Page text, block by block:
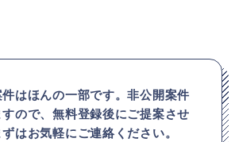
はほんの一部です。非公開案件
ので、無料登録後にご提案させ
はお気軽にご連絡ください。